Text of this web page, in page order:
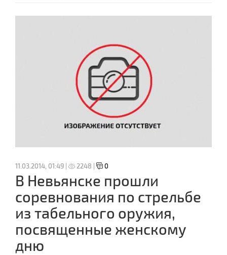
11.03.2014, 01:49 | 2248 | 0
В Невьянске прошли
соревнования по стрельбе
из табельного оружия,
посвященные женскому
дню